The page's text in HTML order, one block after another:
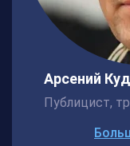
Арсений
Публицист,